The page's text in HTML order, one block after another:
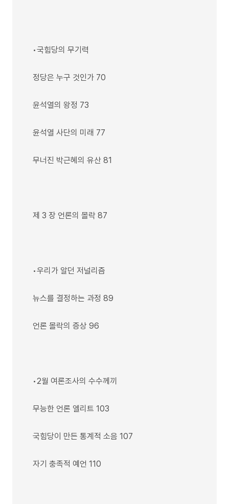
•국힘당의 무기력
정당은 누구 것인가 70
윤석열의 왕정 73
윤석열 사단의 미래 77
무너진 박근혜의 유산 81
제 3 장 언론의 몰락 87
•우리가 알던 저널리즘
뉴스를 결정하는 과정 89
언론 몰락의 증상 96
•2월 여론조사의 수수께끼
무능한 언론 엘리트 103
국힘당이 만든 통계적 소음 107
자기 충족적 예언 110